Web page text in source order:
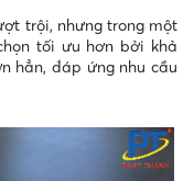
trội, nhưng trong một
tối ưu hơn bởi khả
hẳn, đáp ứng nhu cầu